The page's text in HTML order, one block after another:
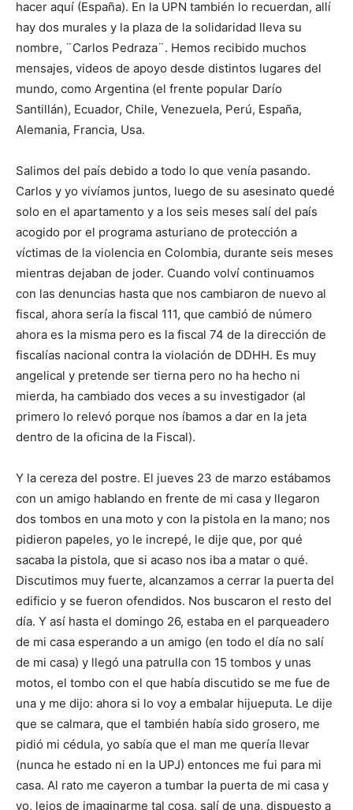
hacer aquí (España). En la UPN también lo recuerdan, allí
hay dos murales y la plaza de la solidaridad lleva su
nombre, ¨Carlos Pedraza¨. Hemos recibido muchos
mensajes, videos de apoyo desde distintos lugares del
mundo, como Argentina (el frente popular Darío
Santillán), Ecuador, Chile, Venezuela, Perú, España,
Alemania, Francia, Usa.
Salimos del país debido a todo lo que venía pasando.
Carlos y yo vivíamos juntos, luego de su asesinato quedé
solo en el apartamento y a los seis meses salí del país
acogido por el programa asturiano de protección a
víctimas de la violencia en Colombia, durante seis meses
mientras dejaban de joder. Cuando volví continuamos
con las denuncias hasta que nos cambiaron de nuevo al
fiscal, ahora sería la fiscal 111, que cambió de número
ahora es la misma pero es la fiscal 74 de la dirección de
fiscalías nacional contra la violación de DDHH. Es muy
angelical y pretende ser tierna pero no ha hecho ni
mierda, ha cambiado dos veces a su investigador (al
primero lo relevó porque nos íbamos a dar en la jeta
dentro de la oficina de la Fiscal).
Y la cereza del postre. El jueves 23 de marzo estábamos
con un amigo hablando en frente de mi casa y llegaron
dos tombos en una moto y con la pistola en la mano; nos
pidieron papeles, yo le increpé, le dije que, por qué
sacaba la pistola, que si acaso nos iba a matar o qué.
Discutimos muy fuerte, alcanzamos a cerrar la puerta del
edificio y se fueron ofendidos. Nos buscaron el resto del
día. Y así hasta el domingo 26, estaba en el parqueadero
de mi casa esperando a un amigo (en todo el día no salí
de mi casa) y llegó una patrulla con 15 tombos y unas
motos, el tombo con el que había discutido se me fue de
una y me dijo: ahora si lo voy a embalar hijueputa. Le dije
que se calmara, que el también había sido grosero, me
pidió mi cédula, yo sabía que el man me quería llevar
(nunca he estado ni en la UPJ) entonces me fui para mi
casa. Al rato me cayeron a tumbar la puerta de mi casa y
yo, lejos de imaginarme tal cosa, salí de una, dispuesto a